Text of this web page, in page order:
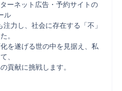
ーネット広告・予約サイトの
ル
力し、社会に存在する「不」
。
を遂げる世の中を見据え、私
、
貢献に挑戦します。